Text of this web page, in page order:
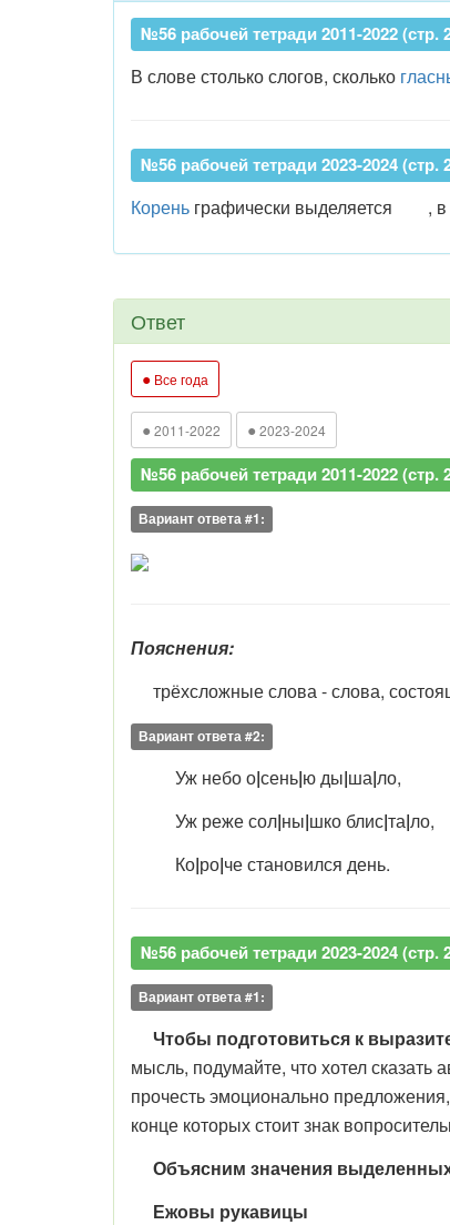
№56 рабочей тетради 2011-2022 (стр.
В слове столько слогов, сколько
№56 рабочей тетради 2023-2024 (стр.
Корень графически выделяется ,
Ответ
● Все года
● 2011-2022 ● 2023-2024
№56 рабочей тетради 2011-2022 (стр.
Вариант ответа #1:
Пояснения:
трёхсложные слова - слова,
Вариант ответа #2:
Уж небо о|сень|ю ды|ша|ло,
Уж реже сол|ны|шко блис|та|ло,
Ко|ро|че становился день.
№56 рабочей тетради 2023-2024 (стр.
Вариант ответа #1:
Чтобы подготовиться к
мысль, подумайте, что хотел
прочесть эмоционально
конце которых стоит знак
Объясним значения
Ежовы рукавицы